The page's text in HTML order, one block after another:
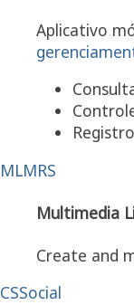
Aplicativo
MLMRS
Multimedia
Create and
CSSocial